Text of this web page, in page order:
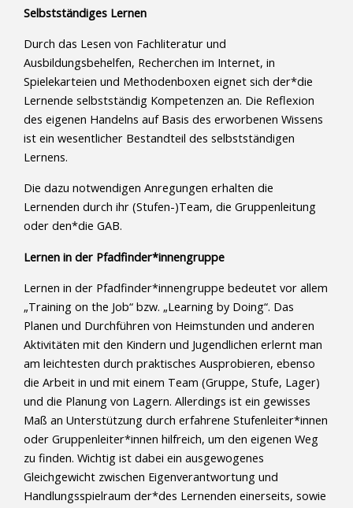
Selbstständiges Lernen
Durch das Lesen von Fachliteratur und
Ausbildungsbehelfen, Recherchen im Internet, in
Spielekarteien und Methodenboxen eignet sich der*die
Lernende selbstständig Kompetenzen an. Die Reflexion
des eigenen Handelns auf Basis des erworbenen Wissens
ist ein wesentlicher Bestandteil des selbstständigen
Lernens.
Die dazu notwendigen Anregungen erhalten die
Lernenden durch ihr (Stufen-)Team, die Gruppenleitung
oder den*die GAB.
Lernen in der Pfadfinder*innengruppe
Lernen in der Pfadfinder*innengruppe bedeutet vor allem
„Training on the Job“ bzw. „Learning by Doing“. Das
Planen und Durchführen von Heimstunden und anderen
Aktivitäten mit den Kindern und Jugendlichen erlernt man
am leichtesten durch praktisches Ausprobieren, ebenso
die Arbeit in und mit einem Team (Gruppe, Stufe, Lager)
und die Planung von Lagern. Allerdings ist ein gewisses
Maß an Unterstützung durch erfahrene Stufenleiter*innen
oder Gruppenleiter*innen hilfreich, um den eigenen Weg
zu finden. Wichtig ist dabei ein ausgewogenes
Gleichgewicht zwischen Eigenverantwortung und
Handlungsspielraum der*des Lernenden einerseits, sowie